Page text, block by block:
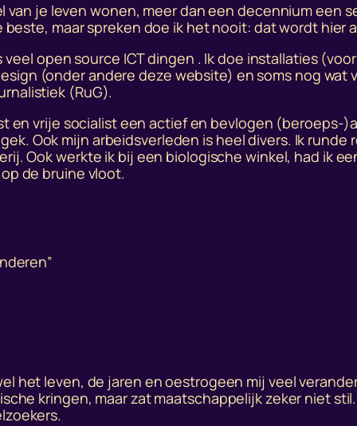
je leven wonen, meer dan een decennium een
maar spreken doe ik het nooit: dat wordt hier
open source ICT dingen . Ik doe installaties
(onder andere deze website) en soms nog wat
(RuG).
en vrije socialist een actief en bevlogen (beroeps-
Ook mijn arbeidsverleden is heel divers. Ik runde
Ook werkte ik bij een biologische winkel, had ik
de bruine vloot.
het leven, de jaren en oestrogeen mij veel
kringen, maar zat maatschappelijk zeker niet